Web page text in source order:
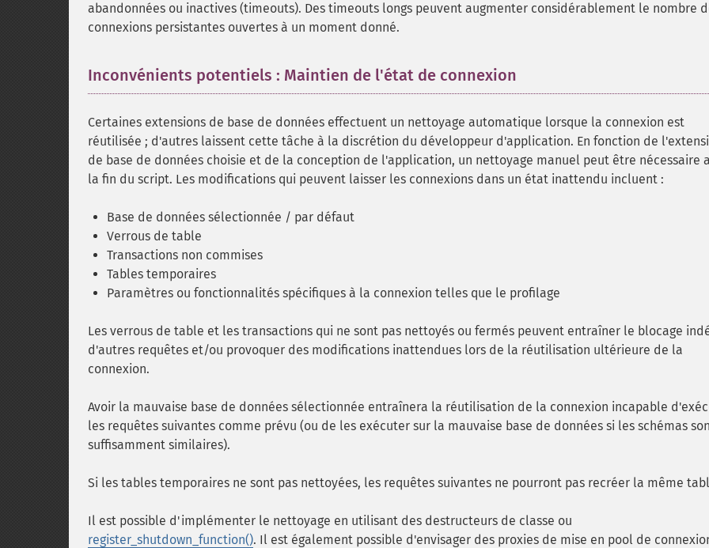
abandonnées ou inactives (timeouts). Des timeouts longs peuvent augmenter considérablement le nombre
connexions persistantes ouvertes à un moment donné.
Inconvénients potentiels : Maintien de l'état de connexion
Certaines extensions de base de données effectuent un nettoyage automatique lorsque la connexion est
réutilisée ; d'autres laissent cette tâche à la discrétion du développeur d'application. En fonction de
de base de données choisie et de la conception de l'application, un nettoyage manuel peut être nécessaire
la fin du script. Les modifications qui peuvent laisser les connexions dans un état inattendu incluent :
Base de données sélectionnée / par défaut
Verrous de table
Transactions non commises
Tables temporaires
Paramètres ou fonctionnalités spécifiques à la connexion telles que le profilage
Les verrous de table et les transactions qui ne sont pas nettoyés ou fermés peuvent entraîner le blocage
d'autres requêtes et/ou provoquer des modifications inattendues lors de la réutilisation ultérieure de la
connexion.
Avoir la mauvaise base de données sélectionnée entraînera la réutilisation de la connexion incapable
les requêtes suivantes comme prévu (ou de les exécuter sur la mauvaise base de données si les schémas
suffisamment similaires).
Si les tables temporaires ne sont pas nettoyées, les requêtes suivantes ne pourront pas recréer la même
Il est possible d'implémenter le nettoyage en utilisant des destructeurs de classe ou
register_shutdown_function(). Il est également possible d'envisager des proxies de mise en pool de